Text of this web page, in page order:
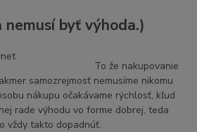
nemusí byť výhoda.)
To že nakupovanie
samozrejmosť nemusíme nikomu
nákupu očakávame rýchlosť, kľud
rade výhodu vo forme dobrej, teda
vždy takto dopadnúť.